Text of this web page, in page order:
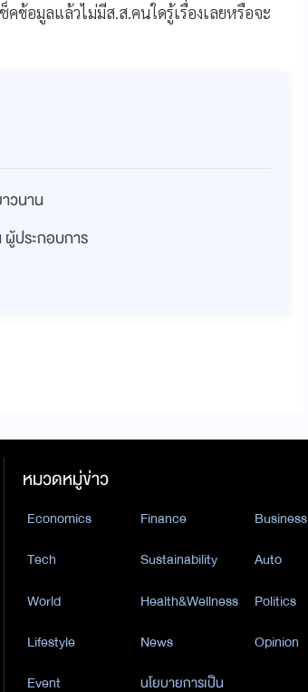
ข้อมูลแล้วไม่มีส.ส.คนใดรู้เรื่องเลยหรือจะ
วนาน
ประกอบการ
หมวดหมู่ข่าว
Economics Finance
Business
Tech
Sustainability
Auto
World
Health&Wellness
Politics
Lifestyle
News
Opinion
Event
นโยบายการเป็น